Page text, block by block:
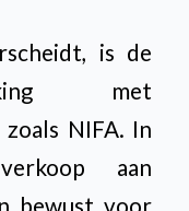
is de
met
NIFA. In
aan
bewust voor